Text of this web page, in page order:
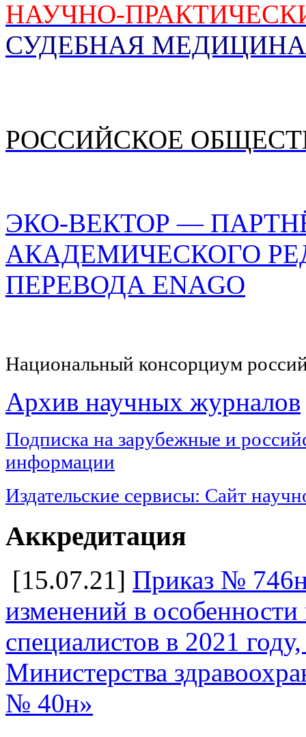
НАУЧНО-
СУДЕБНАЯ МЕДИЦИНА
РОССИЙСКОЕ
ЭКО-ВЕКТОР —
АКАДЕМИЧЕСКОГО
ПЕРЕВОДА ENAGO
Национальный консорциум
Архив научных журналов
Подписка на зарубежные и
информации
Издательские сервисы: Сайт
Аккредитация
[15.07.21] Приказ №
изменений в
специалистов в 2021
Министерства
№ 40н»